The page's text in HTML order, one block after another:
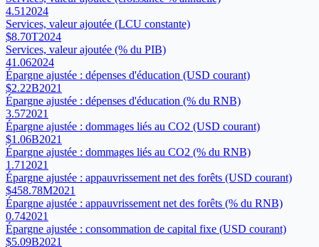
4.51 2024
Services, valeur ajoutée (LCU constante)
$8.70T2024
Services, valeur ajoutée (% du PIB)
41.062024
Épargne ajustée : dépenses d'éducation (USD courant)
$2.22B2021
Épargne ajustée : dépenses d'éducation (% du RNB)
3.572021
Épargne ajustée : dommages liés au CO2 (USD courant)
$1.06B2021
Épargne ajustée : dommages liés au CO2 (% du RNB)
1.71 2021
Épargne ajustée : appauvrissement net des forêts (USD courant)
$458.78M2021
Épargne ajustée : appauvrissement net des forêts (% du RNB)
0.742021
Épargne ajustée : consommation de capital fixe (USD courant)
$5.09B2021